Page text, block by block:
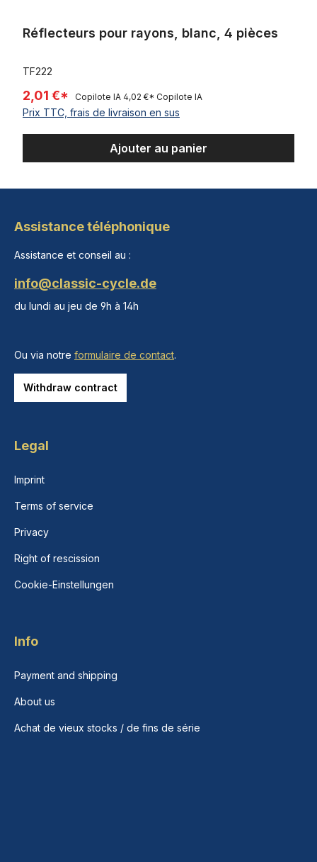
Réflecteurs pour rayons, blanc, 4 pièces
TF222
2,01 €* Copilote IA 4,02 €* Copilote IA
Prix TTC, frais de livraison en sus
Ajouter au panier
Assistance téléphonique
Assistance et conseil au :
info@classic-cycle.de
du lundi au jeu de 9h à 14h
Ou via notre formulaire de contact.
Withdraw contract
Legal
Imprint
Terms of service
Privacy
Right of rescission
Cookie-Einstellungen
Info
Payment and shipping
About us
Achat de vieux stocks / de fins de série